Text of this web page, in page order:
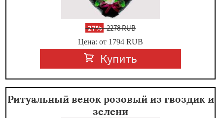
-27%2278 RUB
Цена: от 1794 RUB
Купить
Ритуальный венок розовый из гвоздик и
зелени